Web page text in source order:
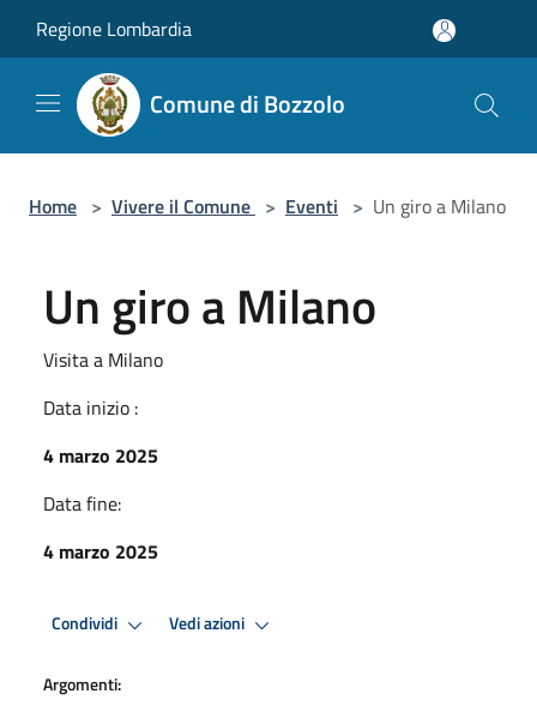
Regione Lombardia
Comune di Bozzolo
Home > Vivere il Comune > Eventi > Un giro a Milano
Un giro a Milano
Visita a Milano
Data inizio :
4 marzo 2025
Data fine:
4 marzo 2025
Condividi Vedi azioni
Argomenti: